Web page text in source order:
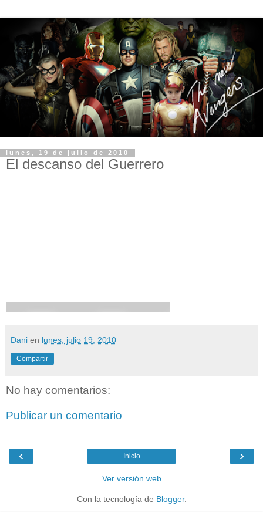
lunes, 19 de julio de 2010
El descanso del Guerrero
Dani en lunes, julio 19, 2010
Compartir
No hay comentarios:
Publicar un comentario
‹ ›
Inicio
Ver versión web
Con la tecnología de Blogger.